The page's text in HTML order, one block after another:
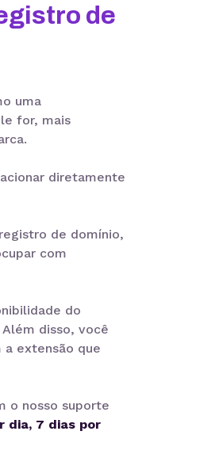
de
uma
for, mais
diretamente
de domínio,
com
do
disso, você
a extensão que
o nosso suporte
dia, 7 dias por